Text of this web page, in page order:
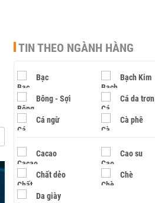
TIN THEO NGÀNH HÀNG
Bạc Bạch Kim
Bông - Sợi Cá da trơn
Cá ngừ Cà phê
Cacao Cao su
Chất dẻo Chè
Da giày